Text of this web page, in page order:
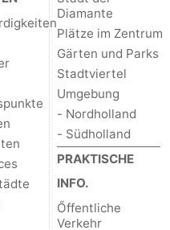
Diamante
Plätze im Zentrum
Gärten und Parks
Stadtviertel
Umgebung
- Nordholland
- Südholland
PRAKTISCHE
INFO.
Őffentliche
Verkehr